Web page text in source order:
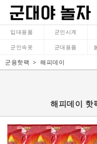
입대용품 군인시계
군인속옷 군대용품
군용핫팩 해피데이
해피데이 핫